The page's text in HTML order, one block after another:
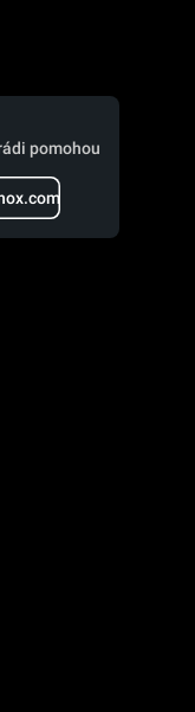
pomohou